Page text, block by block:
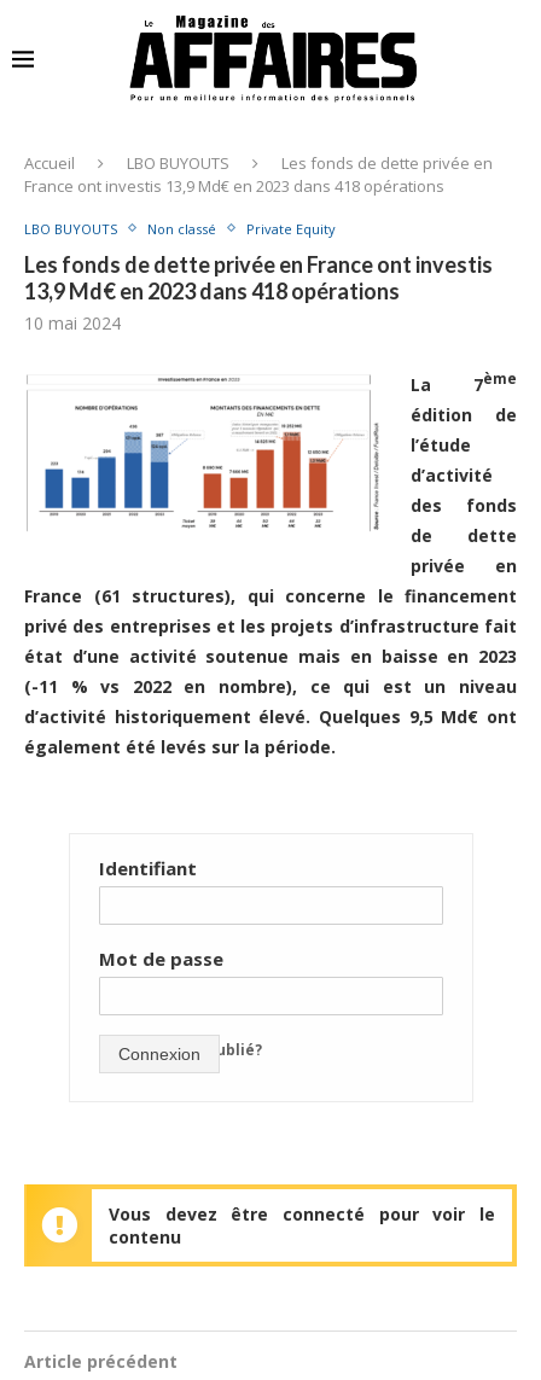
Accueil LBO BUYOUTS
Les fonds de dette privée en
France ont investis 13,9 Md€ en 2023 dans 418 opérations
LBO BUYOUTS Non classé Private Equity
Les fonds de dette privée en France ont investis
13,9 Md€ en 2023 dans 418 opérations
10 mai 2024
La 7ème
édition de
l’étude
d’activité
des fonds
de dette
privée en
France (61 structures), qui concerne le financement
privé des entreprises et les projets d’infrastructure fait
état d’une activité soutenue mais en baisse en 2023
(-11 % vs 2022 en nombre), ce qui est un niveau
d’activité historiquement élevé. Quelques 9,5 Md€ ont
également été levés sur la période.
Identifiant
Mot de passe
mot de passe oublié?
Connexion
Vous devez être connecté pour voir le
contenu
Article précédent